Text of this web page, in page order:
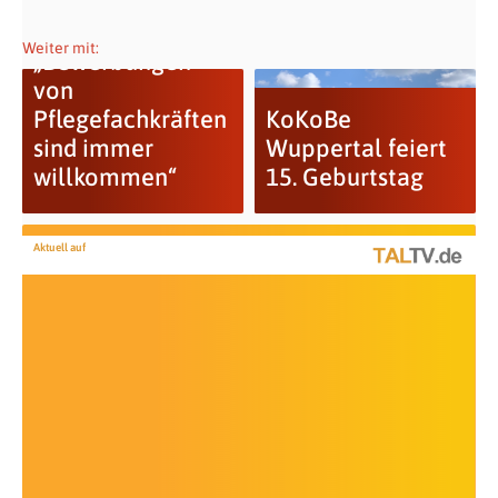
Weiter mit:
„Bewerbungen
von
Pflegefachkräften
sind immer
willkommen“
KoKoBe
Wuppertal feiert
15. Geburtstag
Aktuell auf